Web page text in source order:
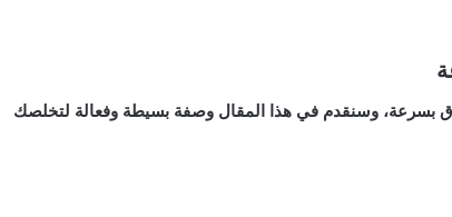
بسرعة، وسنقدم في هذا المقال وصفة بسيطة وفعالة لتخلصك